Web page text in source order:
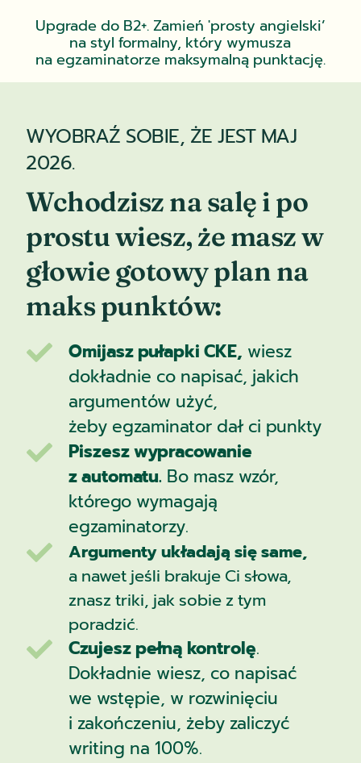
Upgrade do B2+. Zamień 'prosty angielski’
na styl formalny, który wymusza
na egzaminatorze maksymalną punktację.
WYOBRAŹ SOBIE, ŻE JEST MAJ
2026.
Wchodzisz na salę i po
prostu wiesz, że masz w
głowie gotowy plan na
maks punktów:
 Omijasz pułapki CKE, wiesz
dokładnie co napisać, jakich
argumentów użyć,
żeby egzaminator dał ci punkty

Piszesz wypracowanie
z automatu.Bo masz wzór,
którego wymagają
egzaminatorzy.

Argumenty układają się same,
a nawet jeśli brakuje Ci słowa,
znasz triki, jak sobie z tym
poradzić.
 Czujesz pełną kontrolę.
Dokładnie wiesz, co napisać
we wstępie, w rozwinięciu
i zakończeniu, żeby zaliczyć
writing na 100%.